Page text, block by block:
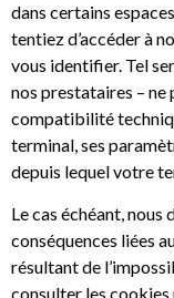
dans certains
tentiez d’accéder à
vous identifier. Tel
nos prestataires – ne
compatibilité
terminal, ses
depuis lequel votre
Le cas échéant,
conséquences liées
résultant de
consulter les cookies